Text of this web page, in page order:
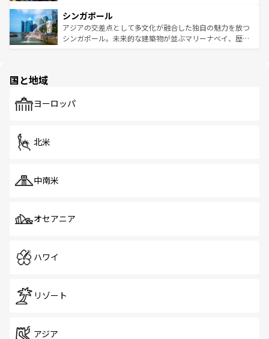
参照してほしい。
激する。気候は一年中温暖で、どの季節にも異なる楽しみ
が待っている。親しみやすいタイの人々、仏教を中心とし
た文化、そして多様な観光資源が、訪れる旅人を魅了し続
み、どこを訪れても感動するはず。観光スポットが密集し
ており、効率よく見どころを回れるのも魅力。息をのむよ
うな絶景から文化的な体験まで、香港を存分に楽しみ尽く
シンガポール
アジアの交差点として多文化が融合した独自の魅力を放つ
シンガポール。未来的な建築物が並ぶマリーナベイ、歴史
で、ホーカーズは地元の風情を楽しめる外せないスポット
国と地域
ヨーロッパ
北米
中南米
オセアニア
ハワイ
リゾート
アジア